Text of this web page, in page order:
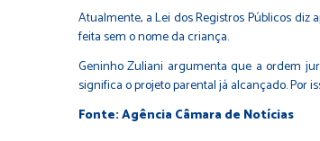
Atualmente, a Lei dos Registros Públicos
feita sem o nome da criança.
Geninho Zuliani argumenta que a ordem
significa o projeto parental já alcançado. Por
Fonte: Agência Câmara de Notícias